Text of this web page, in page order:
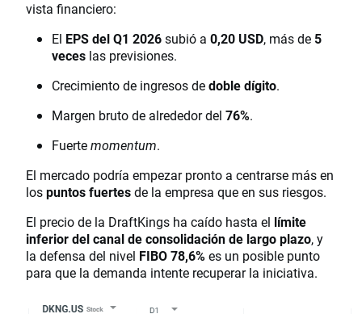
vista financiero:
El EPS del Q1 2026subió a 0,20 USD, más de 5
veces las previsiones.
Crecimiento de ingresos dedoble dígito.
Margen bruto de alrededor del 76%.
Fuertemomentum.
El mercado podría empezar pronto a centrarse más en
lospuntos fuertesde la empresa que en sus riesgos.
El precio de la DraftKings ha caído hasta el límite
inferior del canal de consolidación de largo plazo, y
la defensa del nivel FIBO 78,6%es un posible punto
para que la demanda intente recuperar la iniciativa.